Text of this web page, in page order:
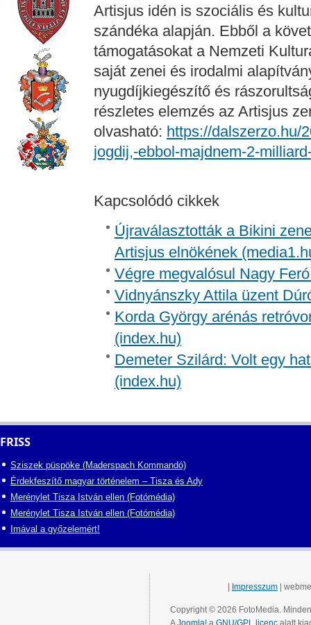
Artisjus idén is szociális és
szándéka alapján. Ebből a
támogatásokat a Nemzeti
saját zenei és irodalmi
nyugdíjkiegészítő és
részletes elemzés az Artisjus
olvasható: https://dalszerzo.hu/
jogdij,-ebbol-majdnem-2-
Kapcsolódó cikkek
Újraválasztották a Bikini
Artisjus elnökének
Végre megvalósul Nagy
Vidnyánszky Attila üzent
Korda György arénás
(index.hu)
Demeter Szilárd: Volt egy
(index.hu)
FRISS
Sziszek püspöke (Maderspach Kommandó)
Érdekfeszítő magyar történelem – Tisza és Ady
Merénylet Tisza István ellen (Fotómédia)
Merénylet Tisza István ellen (Fotómédia)
Imával a győzelemért!
Impresszum |
Copyright © 2026 FotoMedia.
AJoomla! a GNU/GPL licenc alatt